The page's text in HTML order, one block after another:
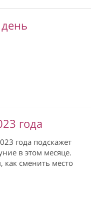
года
года подскажет
в этом месяце.
как сменить место